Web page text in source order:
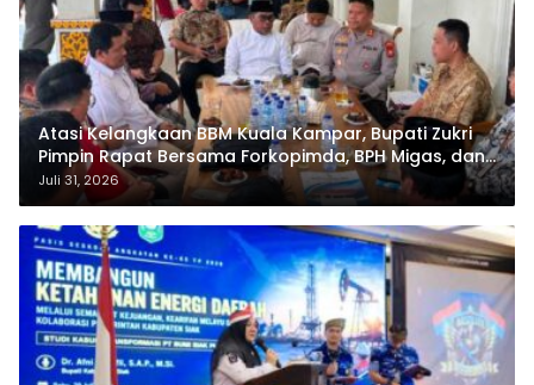
Atasi Kelangkaan BBM Kuala Kampar, Bupati Zukri
Pimpin Rapat Bersama Forkopimda, BPH Migas, dan
Pertamina
Juli 31, 2026